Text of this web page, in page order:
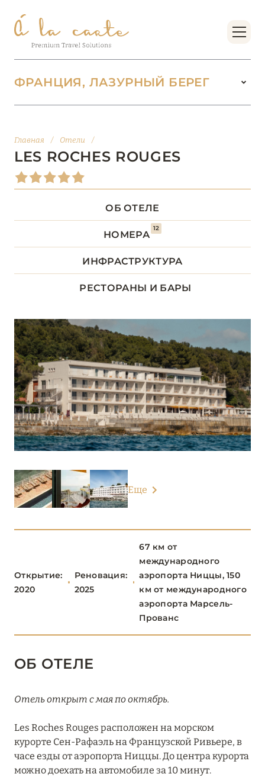
ФРАНЦИЯ, ЛАЗУРНЫЙ БЕРЕГ
БОРДО (НОВАЯ
АКВИТАНИЯ)
БРЕТАНЬ
БУРГУНДИЯ
ДОЛИНА ЛУАРЫ
КОРСИКА 2
ЛАЗУРНЫЙ БЕРЕГ 34
Airelles Saint-Tropez, Château de la Messardière
Althoff Villa Belrose
Anantara Plaza Nice Hotel
Carlton Cannes, a Regent Hotel
Château de la Chèvre d’Or
Cheval Blanc St-Tropez
ÉPI 1959 Baie de Pampelonne
Grand-Hôtel du Cap-Ferrat, A Four Seasons Hotel
Hôtel Barrière Le Majestic Cannes
Hôtel Five Seas
Hotel Le Saint Paul
Главная / Отели /
LES ROCHES ROUGES
ОБ ОТЕЛЕ
НОМЕРА
12
ИНФРАСТРУКТУРА
РЕСТОРАНЫ И БАРЫ
Еще
Открытие:
2020
Реновация:
2025
67 км от
международного
аэропорта Ниццы, 150
км от международного
аэропорта Марсель-
Прованс
ОБ ОТЕЛЕ
Отель открыт с мая по октябрь.
Les Roches Rouges расположен на морском
курорте Сен-Рафаэль на Французской Ривьере, в
часе езды от аэропорта Ниццы. До центра курорта
можно доехать на автомобиле за 10 минут.